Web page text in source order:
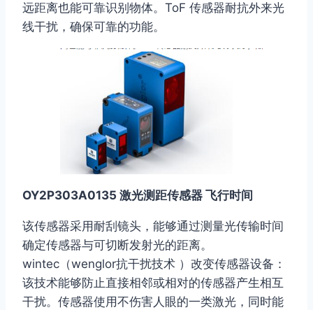
远距离也能可靠识别物体。ToF 传感器耐抗外来光
线干扰，确保可靠的功能。
OY2P303A0135 激光测距传感器 飞行时间
该传感器采用耐刮镜头，能够通过测量光传输时间
确定传感器与可切断发射光的距离。
wintec（wenglor抗干扰技术 ）改变传感器设备：
该技术能够防止直接相邻或相对的传感器产生相互
干扰。传感器使用不伤害人眼的一类激光，同时能